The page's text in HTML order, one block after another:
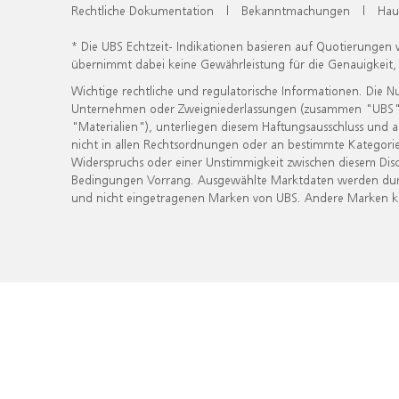
Rechtliche Dokumentation | Bekanntmachungen |
* Die UBS Echtzeit- Indikationen basieren auf
übernimmt dabei keine Gewährleistung für die
Wichtige rechtliche und regulatorische Informationen. Die
Unternehmen oder Zweigniederlassungen (zusammen
"Materialien"), unterliegen diesem Haftungsausschluss
nicht in allen Rechtsordnungen oder an bestimmte
Widerspruchs oder einer Unstimmigkeit zwischen diesem
Bedingungen Vorrang. Ausgewählte Marktdaten werden
und nicht eingetragenen Marken von UBS. Andere Marken